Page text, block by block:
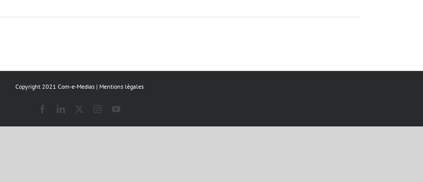
Copyright 2021 Com-e-Medias | Mentions légales
FacebookLinkedIn InstagramYouTube